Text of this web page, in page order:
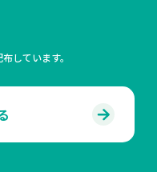
しています。